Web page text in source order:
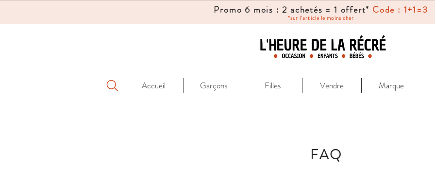
Promo 6 mois : 2 achetés = 1 offert* Code : 1+1=3
*sur l'article le moins cher
Accueil Garçons Filles Vendre Marque
FAQ